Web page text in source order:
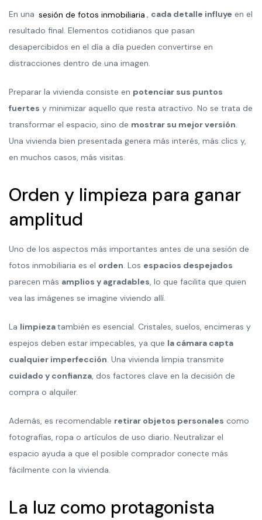
En una sesión de fotos inmobiliaria , cada detalle influye en el
resultado final. Elementos cotidianos que pasan
desapercibidos en el día a día pueden convertirse en
distracciones dentro de una imagen.
Preparar la vivienda consiste en potenciar sus puntos
fuertes y minimizar aquello que resta atractivo. No se trata de
transformar el espacio, sino de mostrar su mejor versión.
Una vivienda bien presentada genera más interés, más clics y,
en muchos casos, más visitas.
Orden y limpieza para ganar
amplitud
Uno de los aspectos más importantes antes de una sesión de
fotos inmobiliaria es el orden. Los espacios despejados
parecen más amplios y agradables, lo que facilita que quien
vea las imágenes se imagine viviendo allí.
La limpiezatambién es esencial. Cristales, suelos, encimeras y
espejos deben estar impecables, ya que la cámara capta
cualquier imperfección. Una vivienda limpia transmite
cuidado y confianza, dos factores clave en la decisión de
compra o alquiler.
Además, es recomendable retirar objetos personales como
fotografías, ropa o artículos de uso diario. Neutralizar el
espacio ayuda a que el posible comprador conecte más
fácilmente con la vivienda.
La luz como protagonista